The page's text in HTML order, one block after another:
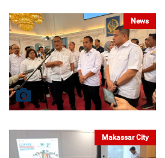
News
Makassar City